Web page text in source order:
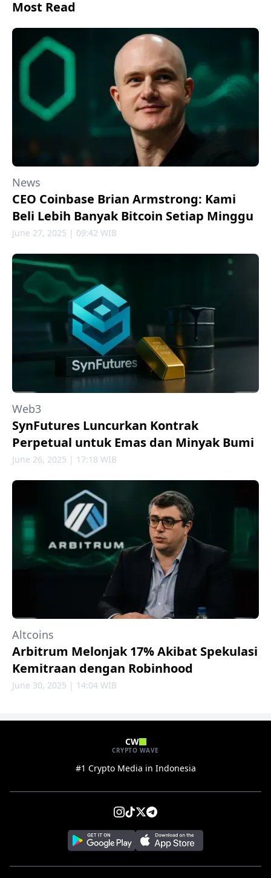
Most Read
News
CEO Coinbase Brian Armstrong: Kami
Beli Lebih Banyak Bitcoin Setiap Minggu
June 27, 2025 | 09:42 WIB
Web3
SynFutures Luncurkan Kontrak
Perpetual untuk Emas dan Minyak Bumi
June 26, 2025 | 17:18 WIB
Altcoins
Arbitrum Melonjak 17% Akibat Spekulasi
Kemitraan dengan Robinhood
June 30, 2025 | 14:04 WIB
CW
CRYPTO WAVE
#1 Crypto Media in Indonesia